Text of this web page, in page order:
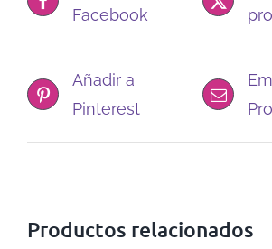
Facebook
Añadir a
Pinterest
Productos relacionados